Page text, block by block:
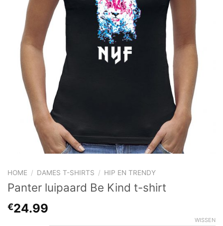
HOME / DAMES T-SHIRTS / HIP EN TRENDY
Panter luipaard Be Kind t-shirt
€24.99
WISSEN